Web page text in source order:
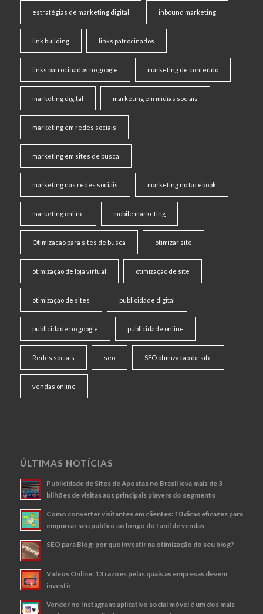
estratégias de marketing digital inbound marketing
link building links patrocinados
links patrocinados no google marketing de conteúdo
marketing digital marketing em midias sociais
marketing em redes sociais
marketing em sites de busca
marketing nas redes sociais marketing no facebook
marketing online mobile marketing
Otimizacao para sites de busca otimizar site
otimizaçao de loja virtual otimizaçao de site
otimização de sites publicidade digital
publicidade no google publicidade online
Redes sociais seo SEO otimizacao de site
vendas online
ÚLTIMAS NOTÍCIAS
Publicidade de Sites de Apostas no Brasil leva mais de 3
bilhões de visitas aos principais players do segmento
Como converter visitantes em clientes: 10 dicas eficazes para
empurrar seu público ao longo do funil de vendas
SEO para Blog: por que investir na otimização do seu blog?
Vídeos Online: 13 razões pelas quais as empresas devem
investir
Vender no Instagram: aplicativo social móvel é um dos mais